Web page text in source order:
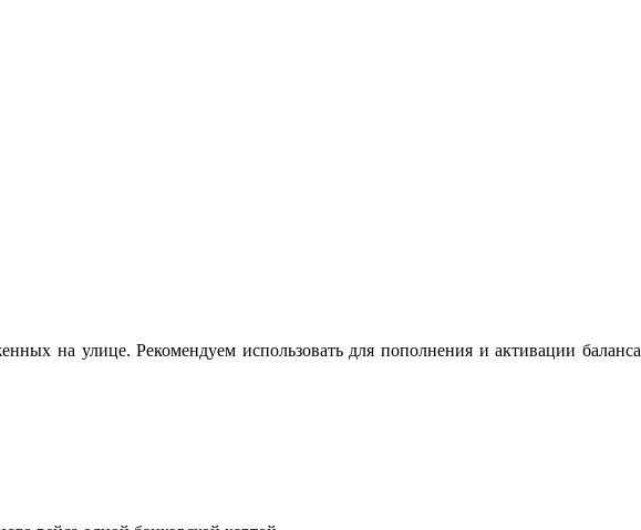
на улице. Рекомендуем использовать для пополнения и активации баланса